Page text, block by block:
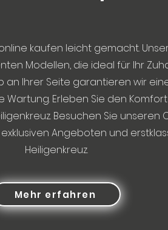
kaufen leicht gemacht.
Modellen, die ideal für Ihr
an Ihrer Seite garantieren wir
Erleben Sie den
Besuchen Sie unseren
Angeboten und
Heiligenkreuz.
Mehr erfahren